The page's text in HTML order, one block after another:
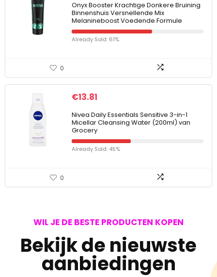
Onyx Booster Krachtige Donkere Bruining
Binnenshuis Versnellende Mix
Melanineboost Voedende Formule
Already Sold: 61%
0
€13.81
Nivea Daily Essentials Sensitive 3-in-1
Micellar Cleansing Water (200ml) van
Grocery
Already Sold: 45%
0
WIL JE DE BESTE PRODUCTEN KOPEN
Bekijk de nieuwste
aanbiedingen